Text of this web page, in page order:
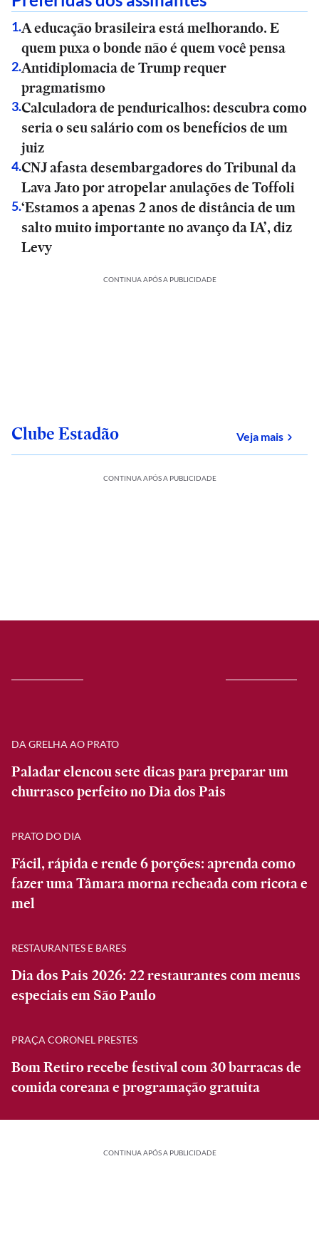
1.A educação brasileira está melhorando. E
quem puxa o bonde não é quem você pensa
2.Antidiplomacia de Trump requer
pragmatismo
3.Calculadora de penduricalhos: descubra como
seria o seu salário com os benefícios de um
juiz
4.CNJ afasta desembargadores do Tribunal da
Lava Jato por atropelar anulações de Toffoli
5.‘Estamos a apenas 2 anos de distância de um
salto muito importante no avanço da IA’, diz
Levy
CONTINUA APÓS A PUBLICIDADE
Clube Estadão Veja maissobre
CONTINUA APÓS A PUBLICIDADE
DA GRELHA AO PRATO
Paladar elencou sete dicas para preparar um
churrasco perfeito no Dia dos Pais
PRATO DO DIA
Fácil, rápida e rende 6 porções: aprenda como
fazer uma Tâmara morna recheada com ricota e
mel
RESTAURANTES E BARES
Dia dos Pais 2026: 22 restaurantes com menus
especiais em São Paulo
PRAÇA CORONEL PRESTES
Bom Retiro recebe festival com 30 barracas de
comida coreana e programação gratuita
CONTINUA APÓS A PUBLICIDADE